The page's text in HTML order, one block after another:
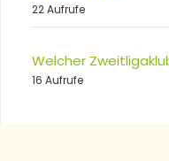
22 Aufrufe
Welcher
16 Aufrufe